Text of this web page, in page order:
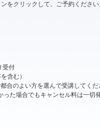
をクリックして、ご予約ください
受付
含む）
のよい方を選んで受講してくだ
た場合でもキャンセル料は一切